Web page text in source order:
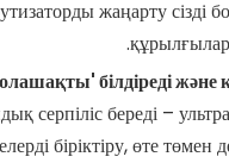
жаңарту сізді
білдіреді және
серпіліс береді –
біріктіру, өте